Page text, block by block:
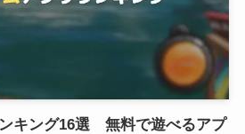
キング16選 無料で遊べるアプ